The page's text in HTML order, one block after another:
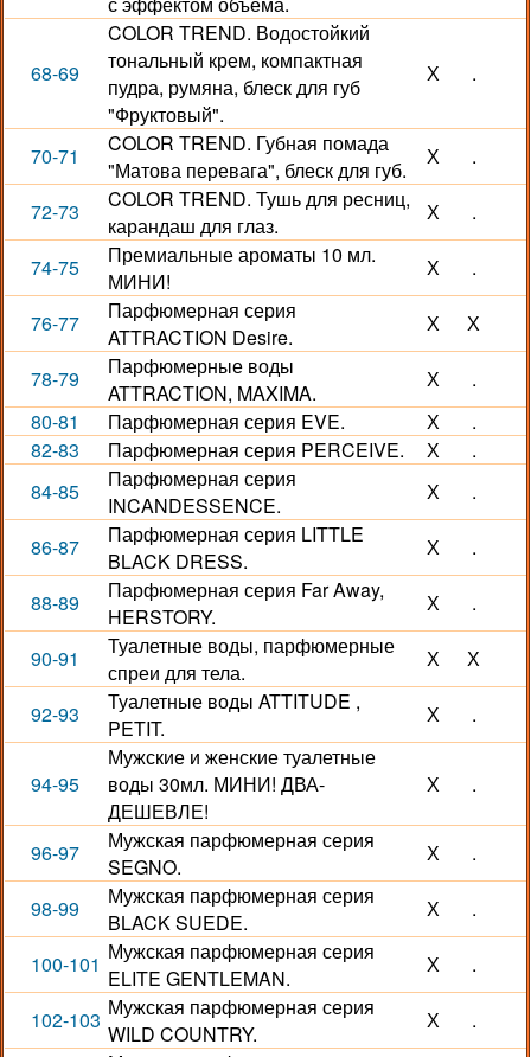
68-69
COLOR TREND. Водостойкий
тональный крем, компактная
пудра, румяна, блеск для губ
"Фруктовый".
Х .
70-71
COLOR TREND. Губная помада
"Матова перевага", блеск для губ.
Х .
72-73
COLOR TREND. Тушь для ресниц,
карандаш для глаз.
Х .
74-75
Премиальные ароматы 10 мл.
МИНИ!
Х .
76-77
Парфюмерная серия
ATTRACTION Desire.
Х Х
78-79
Парфюмерные воды
ATTRACTION, MAXIMA.
Х
.
80-81
Парфюмерная серия EVE. Х
.
82-83
Парфюмерная серия PERCEIVE. Х
.
84-85
Парфюмерная серия
INCANDESSENCE.
Х .
86-87
Парфюмерная серия LITTLE
BLACK DRESS.
Х .
88-89
Парфюмерная серия Far Away,
HERSTORY.
Х .
90-91
Туалетные воды, парфюмерные
спреи для тела.
Х Х
92-93
Туалетные воды ATTITUDE ,
PETIT.
Х .
94-95
Мужские и женские туалетные
воды 30мл. МИНИ! ДВА-
ДЕШЕВЛЕ!
Х .
96-97
Мужская парфюмерная серия
SEGNO.
Х .
98-99
Мужская парфюмерная серия
BLACK SUEDE.
Х .
100-101 Мужская парфюмерная серия
ELITE GENTLEMAN.
Х .
102-103 Мужская парфюмерная серия
WILD COUNTRY.
Х .